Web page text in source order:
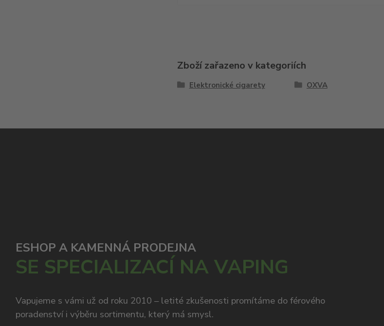
Zboží zařazeno v kategoriích
Elektronické cigarety OXVA
ESHOP A KAMENNÁ PRODEJNA
SE SPECIALIZACÍ NA VAPING
Vapujeme s vámi už od roku 2010 – letité zkušenosti promítáme do férového
poradenství i výběru sortimentu, který má smysl.